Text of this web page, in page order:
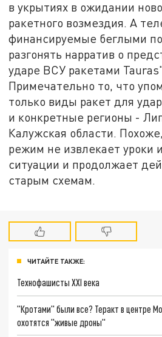
в укрытиях в ожидании
ракетного возмездия. А
финансируемые беглыми
разгонять нарратив о
ударе ВСУ ракетами
Примечательно то, что
только виды ракет для
и конкретные регионы -
Калужская области.
режим не извлекает уроки
ситуации и продолжает
старым схемам.
ЧИТАЙТЕ ТАКЖЕ:
Технофашисты XXI века
"Кротами" были все? Теракт в центре
охотятся "живые дроны"